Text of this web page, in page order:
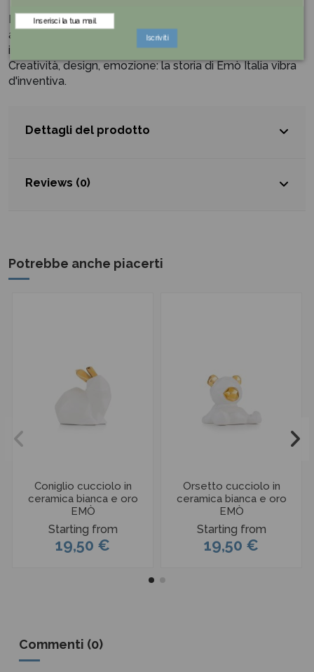
Il nome stesso scelto per il brand,
alla filosofia intrinseca: emozionare con creazioni Made
in Italy.
Creatività, design, emozione: la storia di Emò Italia vibra
d'inventiva.
Dettagli del prodotto
Reviews (0)
Potrebbe anche piacerti
Coniglio cucciolo in
ceramica bianca e oro
EMÒ
Starting from
19,50 €
Orsetto cucciolo in
ceramica bianca e oro
EMÒ
Starting from
19,50 €
Commenti (0)
Iscriviti